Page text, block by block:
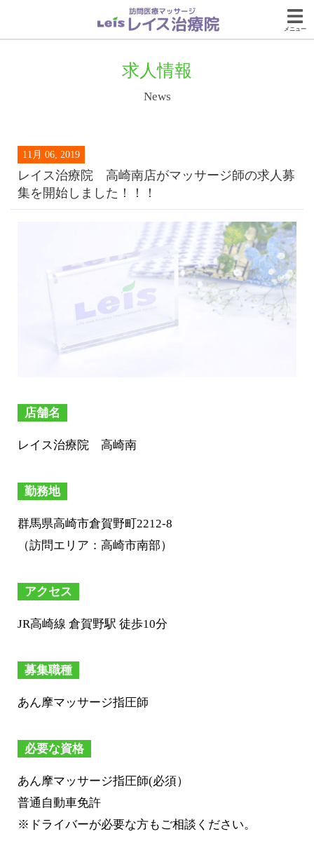
メニュー
求人情報
News
11月 06, 2019
レイス治療院 高崎南店がマッサージ師の求人募
集を開始しました！！！
店舗名
レイス治療院 高崎南
勤務地
群馬県高崎市倉賀野町2212-8
（訪問エリア：高崎市南部）
アクセス
JR高崎線 倉賀野駅 徒歩10分
募集職種
あん摩マッサージ指圧師
必要な資格
あん摩マッサージ指圧師(必須）
普通自動車免許
※ドライバーが必要な方もご相談ください。